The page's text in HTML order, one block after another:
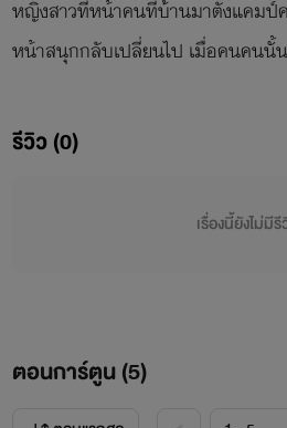
หญิงสาวที่หน้าคนที่บ้านมาตั้งแคมป์
หน้าสนุกกลับเปลี่ยนไป เมื่อคนคนนั้น
รีวิว (0)
เรื่องนี้ยังไม่มี
ตอนการ์ตูน (5)